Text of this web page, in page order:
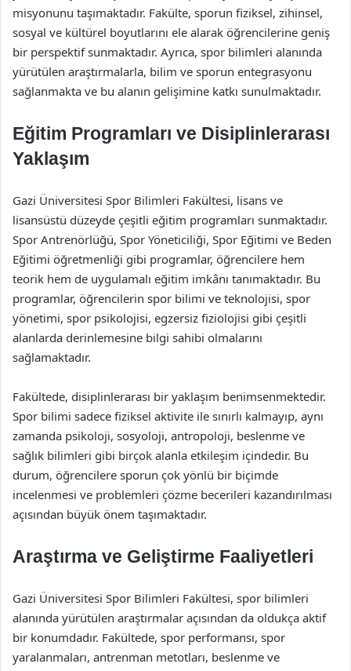
misyonunu taşımaktadır. Fakülte, sporun fiziksel, zihinsel,
sosyal ve kültürel boyutlarını ele alarak öğrencilerine geniş
bir perspektif sunmaktadır. Ayrıca, spor bilimleri alanında
yürütülen araştırmalarla, bilim ve sporun entegrasyonu
sağlanmakta ve bu alanın gelişimine katkı sunulmaktadır.
Eğitim Programları ve Disiplinlerarası
Yaklaşım
Gazi Üniversitesi Spor Bilimleri Fakültesi, lisans ve
lisansüstü düzeyde çeşitli eğitim programları sunmaktadır.
Spor Antrenörlüğü, Spor Yöneticiliği, Spor Eğitimi ve Beden
Eğitimi öğretmenliği gibi programlar, öğrencilere hem
teorik hem de uygulamalı eğitim imkânı tanımaktadır. Bu
programlar, öğrencilerin spor bilimi ve teknolojisi, spor
yönetimi, spor psikolojisi, egzersiz fiziolojisi gibi çeşitli
alanlarda derinlemesine bilgi sahibi olmalarını
sağlamaktadır.
Fakültede, disiplinlerarası bir yaklaşım benimsenmektedir.
Spor bilimi sadece fiziksel aktivite ile sınırlı kalmayıp, aynı
zamanda psikoloji, sosyoloji, antropoloji, beslenme ve
sağlık bilimleri gibi birçok alanla etkileşim içindedir. Bu
durum, öğrencilere sporun çok yönlü bir biçimde
incelenmesi ve problemleri çözme becerileri kazandırılması
açısından büyük önem taşımaktadır.
Araştırma ve Geliştirme Faaliyetleri
Gazi Üniversitesi Spor Bilimleri Fakültesi, spor bilimleri
alanında yürütülen araştırmalar açısından da oldukça aktif
bir konumdadır. Fakültede, spor performansı, spor
yaralanmaları, antrenman metotları, beslenme ve